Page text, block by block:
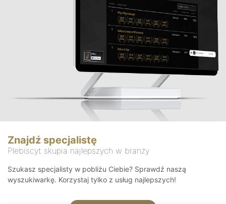
Znajdź specjalistę
Plebiscyt skupia najlepszych w branży
Szukasz specjalisty w pobliżu Ciebie? Sprawdź naszą
wyszukiwarkę. Korzystaj tylko z usług najlepszych!